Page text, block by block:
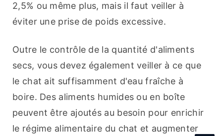
2,5% ou même plus, mais il faut veiller à
éviter une prise de poids excessive.
Outre le contrôle de la quantité d'aliments
secs, vous devez également veiller à ce que
le chat ait suffisamment d'eau fraîche à
boire. Des aliments humides ou en boîte
peuvent être ajoutés au besoin pour enrichir
le régime alimentaire du chat et augmenter